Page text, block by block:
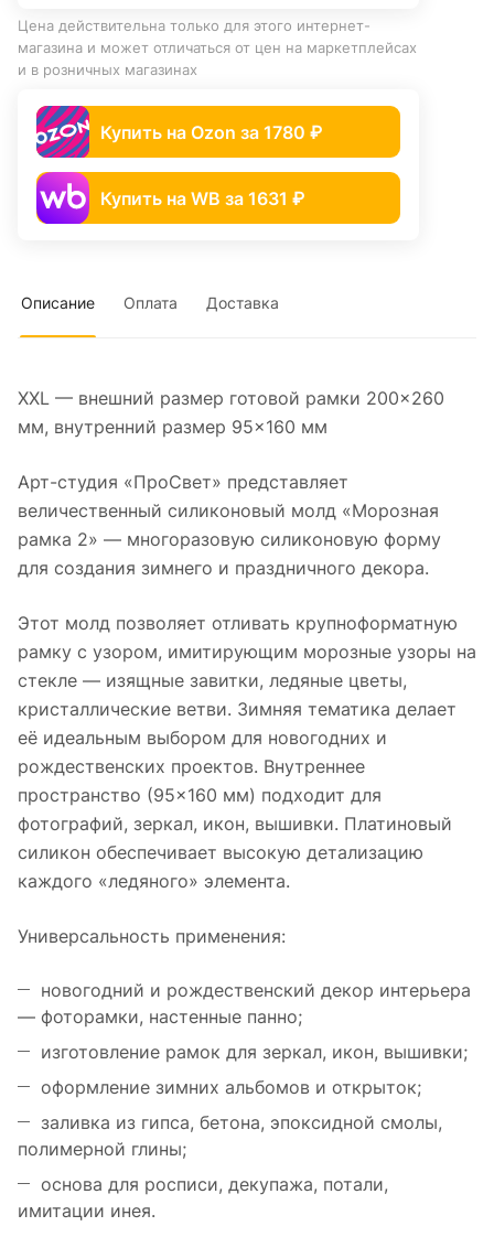
Цена действительна только для этого интернет-
магазина и может отличаться от цен на маркетплейсах
и в розничных магазинах
Купить на Ozon за 1780 ₽
Купить на WB за 1631 ₽
Описание Оплата Доставка
XXL — внешний размер готовой рамки 200×260
мм, внутренний размер 95×160 мм
Арт-студия «ПроСвет» представляет
величественный силиконовый молд «Морозная
рамка 2» — многоразовую силиконовую форму
для создания зимнего и праздничного декора.
Этот молд позволяет отливать крупноформатную
рамку с узором, имитирующим морозные узоры на
стекле — изящные завитки, ледяные цветы,
кристаллические ветви. Зимняя тематика делает
её идеальным выбором для новогодних и
рождественских проектов. Внутреннее
пространство (95×160 мм) подходит для
фотографий, зеркал, икон, вышивки. Платиновый
силикон обеспечивает высокую детализацию
каждого «ледяного» элемента.
Универсальность применения:
новогодний и рождественский декор интерьера
— фоторамки, настенные панно;
изготовление рамок для зеркал, икон, вышивки;
оформление зимних альбомов и открыток;
заливка из гипса, бетона, эпоксидной смолы,
полимерной глины;
основа для росписи, декупажа, потали,
имитации инея.